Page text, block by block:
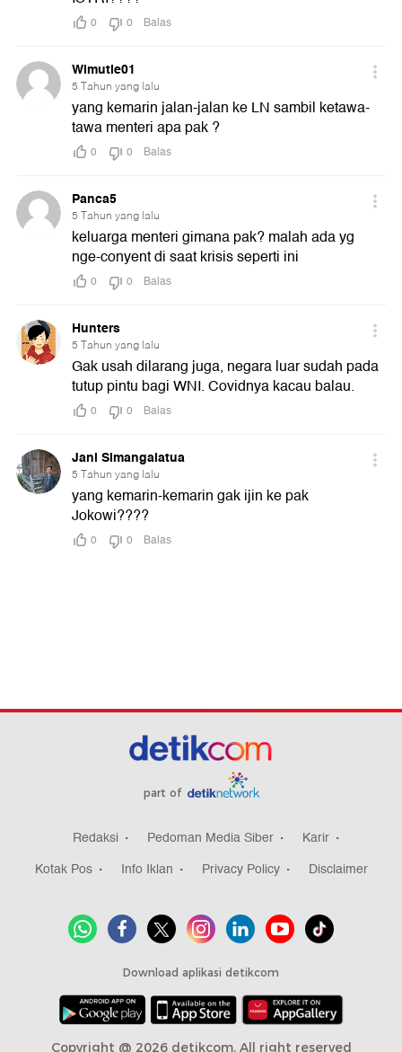
part of
Redaksi Pedoman Media Siber
Karir
Kotak Pos
Info Iklan Privacy Policy Disclaimer
Download aplikasi detikcom
Copyright @ 2026 detikcom, All right reserved